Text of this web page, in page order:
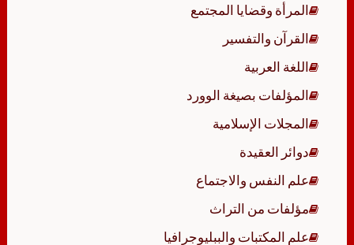
المرأة وقضايا المجتمع
القرآن والتفسير
اللغة العربية
المؤلفات بصيغة الوورد
المجلات الإسلامية
دوائر العقيدة
علم النفس والاجتماع
مؤلفات من التراث
علم المكتبات والببليوجرافيا